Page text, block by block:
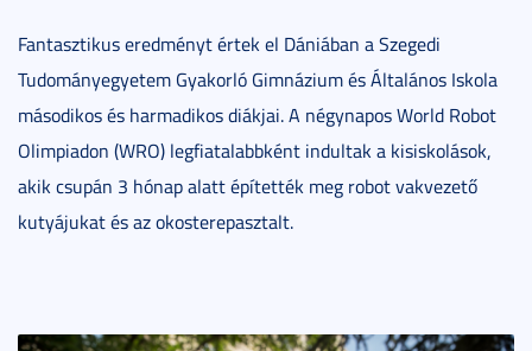
Fantasztikus eredményt értek el Dániában a Szegedi
Tudományegyetem Gyakorló Gimnázium és Általános Iskola
másodikos és harmadikos diákjai. A négynapos World Robot
Olimpiadon (WRO) legfiatalabbként indultak a kisiskolások,
akik csupán 3 hónap alatt építették meg robot vakvezető
kutyájukat és az okosterepasztalt.